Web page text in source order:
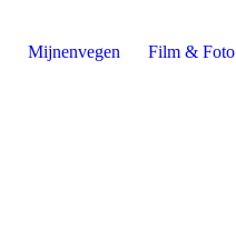
Mijnenvegen Film & Foto